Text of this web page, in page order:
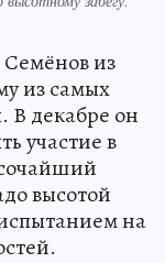
из
из самых
В декабре он
участие в
высотой
на